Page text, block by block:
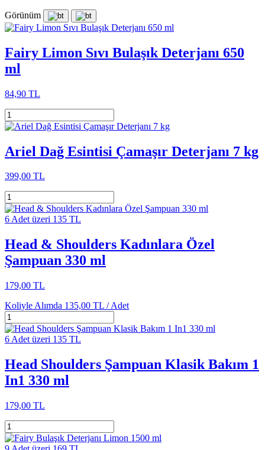
Görünüm
Fairy Limon Sıvı Bulaşık Deterjanı 650
ml
84,90 TL
Ariel Dağ Esintisi Çamaşır Deterjanı 7 kg
399,00 TL
6 Adet üzeri 135 TL
Head & Shoulders Kadınlara Özel
Şampuan 330 ml
179,00 TL
Koliyle Alımda 135,00 TL /Adet
6 Adet üzeri 135 TL
Head Shoulders Şampuan Klasik Bakım 1
In1 330 ml
179,00 TL